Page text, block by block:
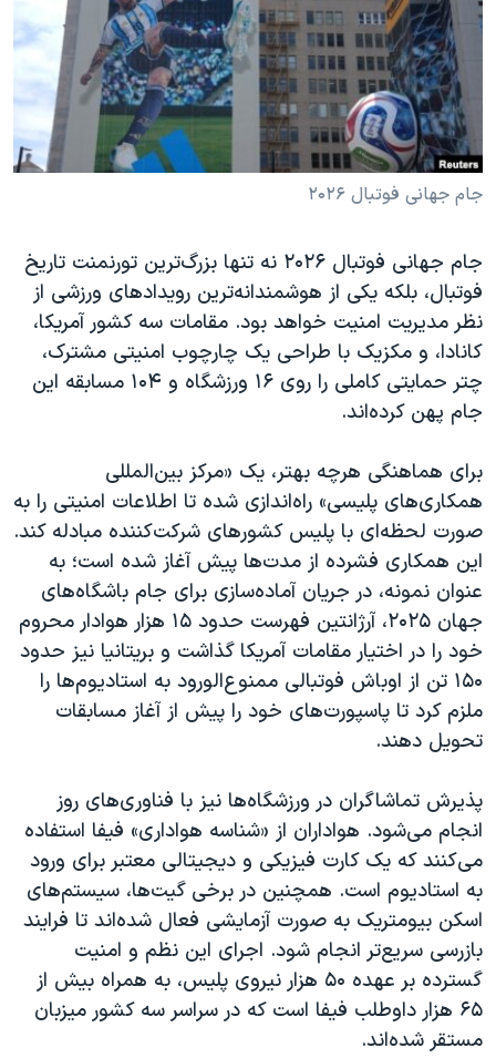
حقوق شهروندی
اقتصادی
علم و فناوری
اسرائیل در جنگ
گالری عکس
انتخابات ریاست جمهوری آمریکا ۲۰۲۴
حمله جمهوری اسلامی به اسرائیل
رمز مهسا
ورزش زنان در ایران
اعتراضات زن، زندگی، آزادی
تریبونال مردمی آبان ۹۸
دادگاه حمید نوری
چهل سال گروگان‌گیری
قانون شفافیت دارائی کادر رهبری ایران
اعتراضات مردمی آبان ۹۸
اسرائیل در جنگ
نرگس محمدی برنده جایزه نوبل صلح
همایش محافظه‌کاران آمریکا «سی‌پک»
صفحه‌های ویژه
سفر پرزیدنت ترامپ به چین
زبانهای مختلف
جام جهانی فوتبال ۲۰۲۶
جام جهانی فوتبال ۲۰۲۶ نه تنها بزرگ‌ترین تورنمنت تاریخ
فوتبال، بلکه یکی از هوشمندانه‌ترین رویدادهای ورزشی از
نظر مدیریت امنیت خواهد بود. مقامات سه کشور آمریکا،
کانادا، و مکزیک با طراحی یک چارچوب امنیتی مشترک،
چتر حمایتی کاملی را روی ۱۶ ورزشگاه و ۱۰۴ مسابقه این
جام پهن کرده‌اند.
برای هماهنگی هرچه بهتر، یک «مرکز بین‌المللی
همکاری‌های پلیسی» راه‌اندازی شده تا اطلاعات امنیتی را به
صورت لحظه‌ای با پلیس کشورهای شرکت‌کننده مبادله کند.
این همکاری فشرده از مدت‌ها پیش آغاز شده است؛ به
عنوان نمونه، در جریان آماده‌سازی برای جام باشگاه‌های
جهان ۲۰۲۵، آرژانتین فهرست حدود ۱۵ هزار هوادار محروم
خود را در اختیار مقامات آمریکا گذاشت و بریتانیا نیز حدود
۱۵۰ تن از اوباش فوتبالی ممنوع‌الورود به استادیوم‌ها را
ملزم کرد تا پاسپورت‌های خود را پیش از آغاز مسابقات
تحویل دهند.
پذیرش تماشاگران در ورزشگاه‌ها نیز با فناوری‌های روز
انجام می‌شود. هواداران از «شناسه هواداری» فیفا استفاده
می‌کنند که یک کارت فیزیکی و دیجیتالی معتبر برای ورود
به استادیوم است. همچنین در برخی گیت‌ها، سیستم‌های
اسکن بیومتریک به صورت آزمایشی فعال شده‌اند تا فرایند
بازرسی سریع‌تر انجام شود. اجرای این نظم و امنیت
گسترده بر عهده ۵۰ هزار نیروی پلیس، به همراه بیش از
۶۵ هزار داوطلب فیفا است که در سراسر سه کشور میزبان
مستقر شده‌اند.